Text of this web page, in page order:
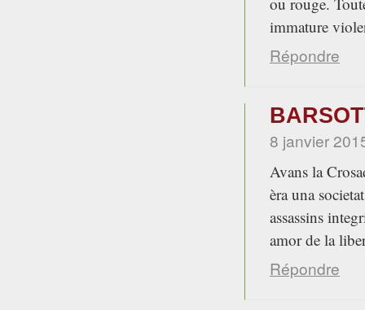
immature
Répondre
8 janvier
Avans la
èra una
assassins
amor de la
Répondre